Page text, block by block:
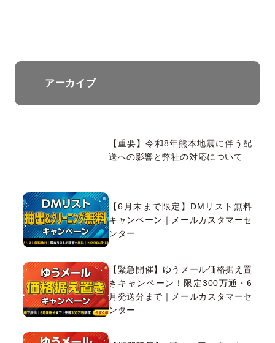
アーカイブ
【重要】令和8年熊本地震に伴う配
送への影響と弊社の対応について
【6月末まで限定】DMリスト無料
キャンペーン｜メールカスタマーセ
ンター
【緊急開催】ゆうメール価格据え置
きキャンペーン！限定300万通・6
月発送分まで｜メールカスタマーセ
ンター